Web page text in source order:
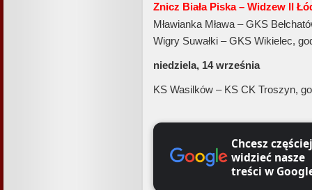
Znicz Biała Piska – Widzew II
Mławianka Mława – GKS
Wigry Suwałki – GKS Wikielec,
niedziela, 14 września
KS Wasilków – KS CK Troszyn,
Chcesz częściej
widzieć nasze
treści w